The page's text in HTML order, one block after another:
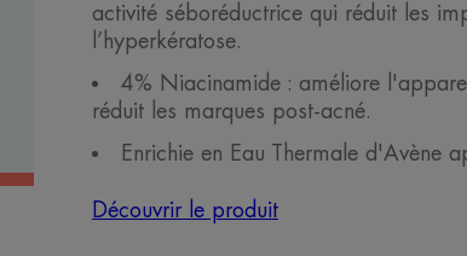
activité séboréductrice qui réduit les
l’hyperkératose.
4% Niacinamide : améliore
réduit les marques post-acné.
Enrichie en Eau Thermale d'Avène
Découvrir le produit